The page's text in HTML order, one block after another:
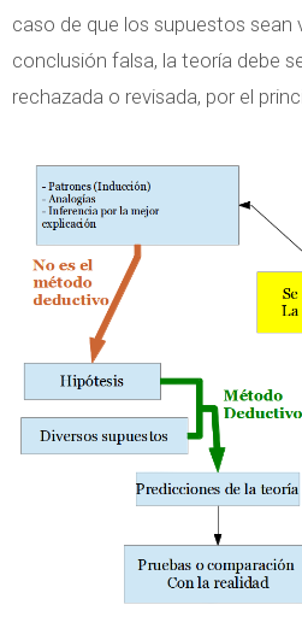
caso de que los supuestos sean
conclusión falsa, la teoría debe
rechazada o revisada, por el